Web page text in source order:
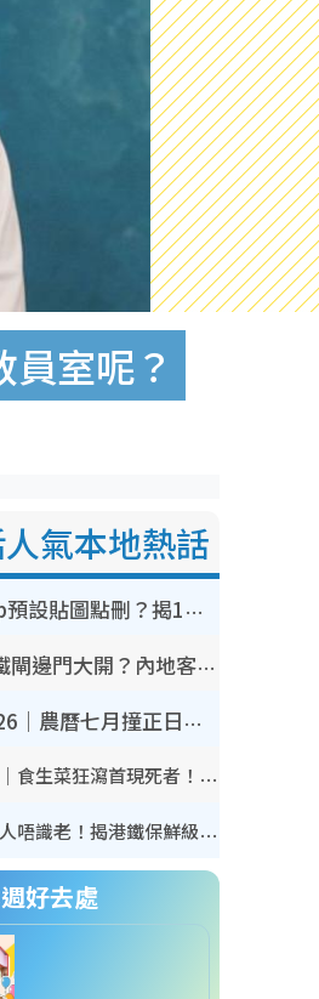
室呢？
氣本地熱話
WhatsApp預設貼圖點刪？揭1招「反向操作」還原簡潔介面 附3步實測教學
香港山邊鐵閘邊門大開？內地客困惑意義何在！網民神回覆：呢種叫法理性防禦
鬼門開2026｜農曆七月撞正日全食特別邪？專家警告切忌做一事！揭4大禁忌+2招保平安
奪命寄生蟲｜食生菜狂瀉首現死者！疫潮惡化錄1.8萬宗病例 揭洗菜3大謬誤
內地客歎港人唔識老！揭港鐵保鮮級冷氣 港人求放過：咪投訴
好去處